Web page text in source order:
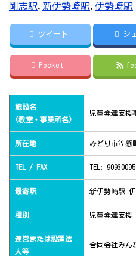
剛志駅, 新伊勢崎駅, 伊勢崎駅
ツイート シ
Pocket
施設名
(教室・事業所名)
児童発達支援
所在地 みどり市笠懸
TEL / FAX TEL:
最寄駅 新伊勢崎駅
種別 児童発達支援
運営または設置法
人等
合同会社みん